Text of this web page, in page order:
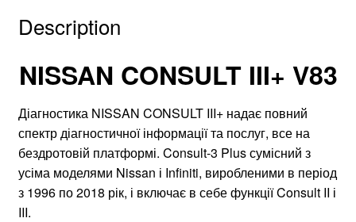
Description
NISSAN CONSULT III+ V83
Діагностика NISSAN CONSULT III+ надає повний
спектр діагностичної інформації та послуг, все на
бездротовій платформі. Consult-3 Plus сумісний з
усіма моделями Nissan і Infiniti, виробленими в період
з 1996 по 2018 рік, і включає в себе функції Consult II і
III.